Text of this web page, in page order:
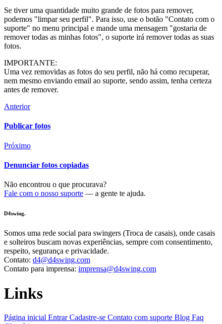
Se tiver uma quantidade muito grande de fotos para remover,
podemos "limpar seu perfil". Para isso, use o botão "Contato com o
suporte" no menu principal e mande uma mensagem "gostaria de
remover todas as minhas fotos", o suporte irá remover todas as suas
fotos.
IMPORTANTE:
Uma vez removidas as fotos do seu perfil, não há como recuperar,
nem mesmo enviando email ao suporte, sendo assim, tenha certeza
antes de remover.
Anterior
Publicar fotos
Próximo
Denunciar fotos copiadas
Não encontrou o que procurava?
Fale com o nosso suporte — a gente te ajuda.
D4swing.
Somos uma rede social para swingers (Troca de casais), onde casais
e solteiros buscam novas experiências, sempre com consentimento,
respeito, segurança e privacidade.
Contato: d4@d4swing.com
Contato para imprensa: imprensa@d4swing.com
Links
Página inicial EntrarCadastre-se Contato com suporte Blog Faq